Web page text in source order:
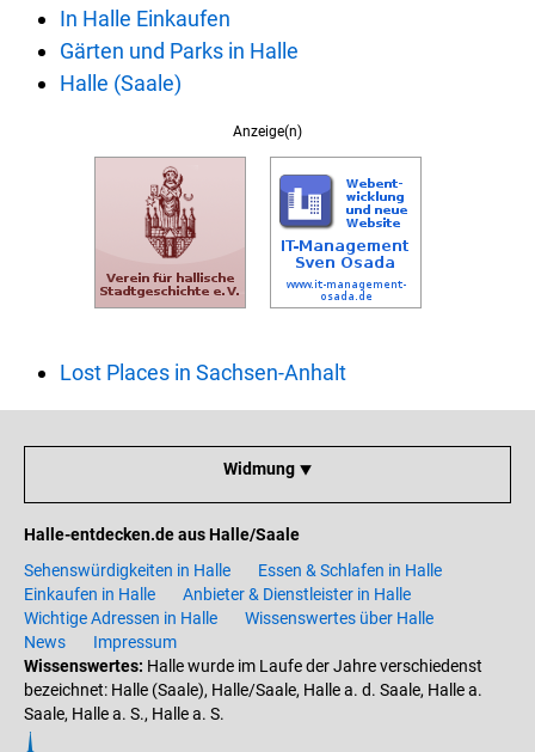
In Halle Einkaufen
Gärten und Parks in Halle
Halle (Saale)
Anzeige(n)
Lost Places in Sachsen-Anhalt
Widmung ⯆
Halle-entdecken.de aus Halle/Saale
Sehenswürdigkeiten in Halle
Essen & Schlafen in Halle
Einkaufen in Halle
Anbieter & Dienstleister in Halle
Wichtige Adressen in Halle
Wissenswertes über Halle
News
Impressum
Wissenswertes: Halle wurde im Laufe der Jahre verschiedenst
bezeichnet: Halle (Saale), Halle/Saale, Halle a. d. Saale, Halle a.
Saale, Halle a. S., Halle a. S.